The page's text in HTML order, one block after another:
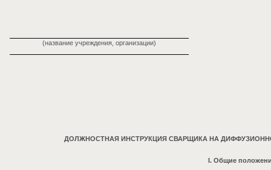
(название учреждения, организации)
ДОЛЖНОСТНАЯ ИНСТРУКЦИЯ СВАРЩИКА НА
I. Общие